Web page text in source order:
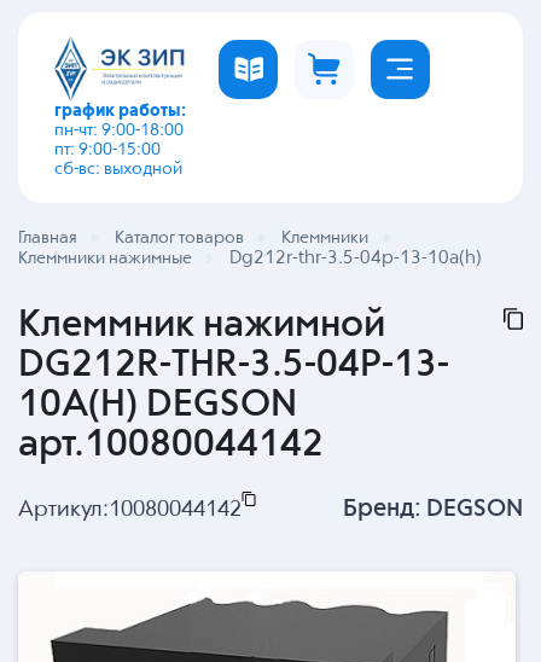
график работы:
пн-чт: 9:00-18:00
пт: 9:00-15:00
сб-вс: выходной
Главная Каталог товаров
Клеммники
Клеммники нажимные
Dg212r-thr-3.5-04p-13-10a(h)
Клеммник нажимной
DG212R-THR-3.5-04P-13-
10A(H) DEGSON
арт.10080044142
Артикул:10080044142 Бренд: DEGSON